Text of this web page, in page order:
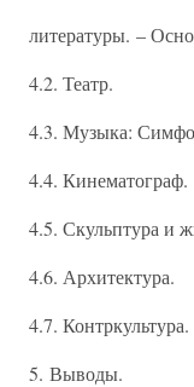
литературы. –
4.2. Театр.
4.3. Музыка:
4.4. Кинематограф.
4.5. Скульптура и
4.6. Архитектура.
4.7.
5. Выводы.